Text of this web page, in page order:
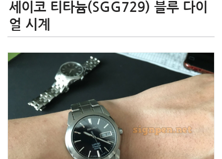
세이코 티타늄(SGG729) 블루 다이
얼 시계